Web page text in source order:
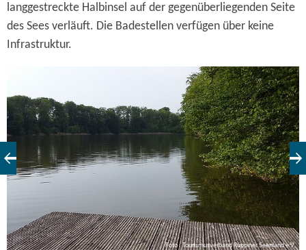
langgestreckte Halbinsel auf der gegenüberliegenden Seite
des Sees verläuft. Die Badestellen verfügen über keine
Infrastruktur.
Foto : Tourismusverband Ruppiner Seenland e.V.